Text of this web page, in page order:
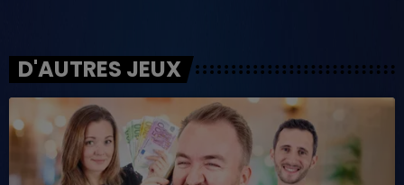
D'AUTRES JEUX